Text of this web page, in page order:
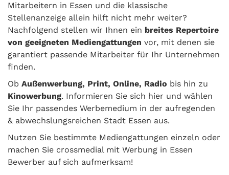
Mitarbeitern in Essen und die klassische
Stellenanzeige allein hilft nicht mehr weiter?
Nachfolgend stellen wir Ihnen ein breites Repertoire
von geeigneten Mediengattungen vor, mit denen sie
garantiert passende Mitarbeiter für Ihr Unternehmen
finden.
Ob Außenwerbung, Print, Online, Radio bis hin zu
Kinowerbung. Informieren Sie sich hier und wählen
Sie Ihr passendes Werbemedium in der aufregenden
& abwechslungsreichen Stadt Essen aus.
Nutzen Sie bestimmte Mediengattungen einzeln oder
machen Sie crossmedial mit Werbung in Essen
Bewerber auf sich aufmerksam!